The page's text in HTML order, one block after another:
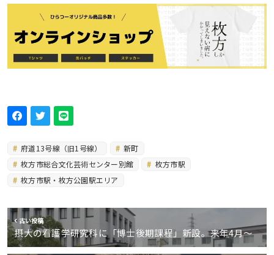
府道13号線（旧1号線）
新町
枚方市総合文化芸術センター別館
枚方市駅
枚方市駅・枚方公園駅エリア
古い投稿
摂大の看護学研究科に「博士後期課程」新設。来年4月〜